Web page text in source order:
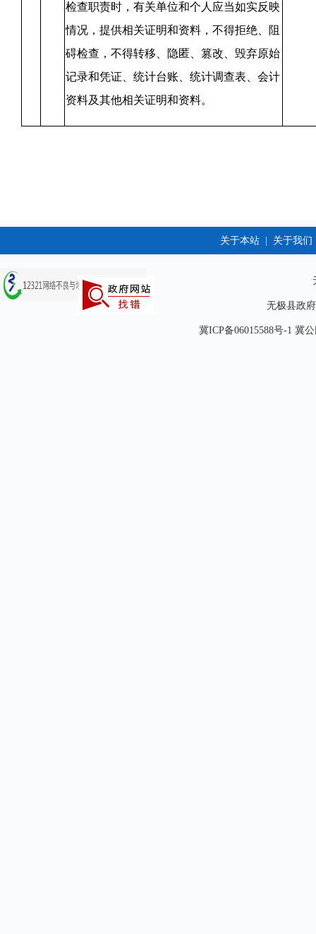
检查职责时，有关单位和个人应当如实反映
情况，提供相关证明和资料，不得拒绝、阻
碍检查，不得转移、隐匿、篡改、毁弃原始
记录和凭证、统计台账、统计调查表、会计
资料及其他相关证明和资料。